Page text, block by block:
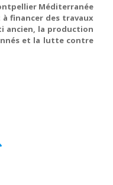
Méditerranée
financer des travaux
ancien, la production
et la lutte contre